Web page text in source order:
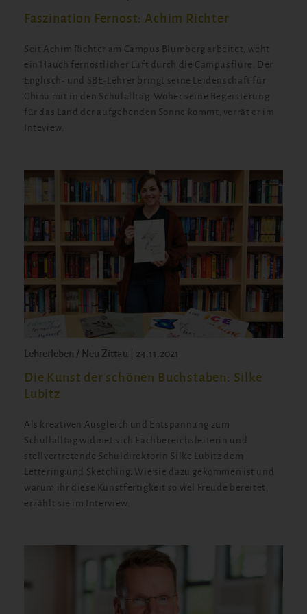
Faszination Fernost: Achim Richter
Seit Achim Richter am Campus Blumberg arbeitet, weht
ein Hauch fernöstlicher Luft durch die Campusflure. Der
Englisch- und SBE-Lehrer bringt seine Leidenschaft für
China mit in den Schulalltag. Woher seine Begeisterung
für das Land der aufgehenden Sonne kommt, verrät er im
Inteview.
Lehrerleben / Neu Zittau | 24.11.2021
Die Kunst der schönen Buchstaben: Silke
Lubitz
Als kreativen Ausgleich und Entspannung zum
Schullalltag widmet sich Fachbereichsleiterin und
stellvertretende Schuldirektorin Silke Lubitz dem
Lettering und Sketching. Wie sie dazu gekommen ist und
warum ihr diese Kunstfertigkeit so viel Freude bereitet,
erzählt sie im Interview.